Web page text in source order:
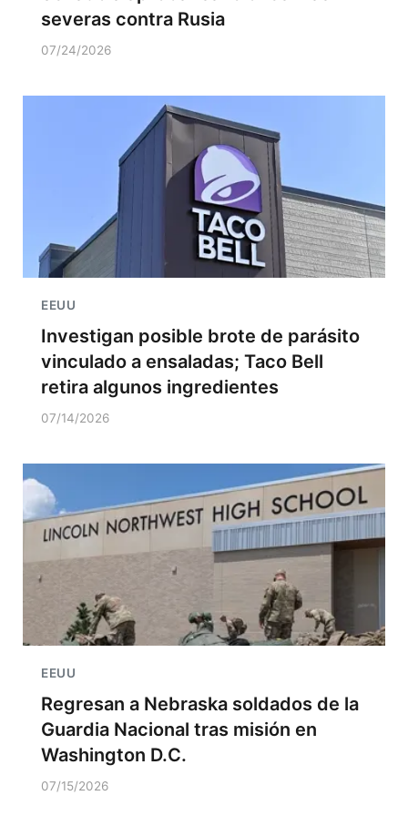
severas contra Rusia
07/24/2026
EEUU
Investigan posible brote de parásito
vinculado a ensaladas; Taco Bell
retira algunos ingredientes
07/14/2026
EEUU
Regresan a Nebraska soldados de la
Guardia Nacional tras misión en
Washington D.C.
07/15/2026